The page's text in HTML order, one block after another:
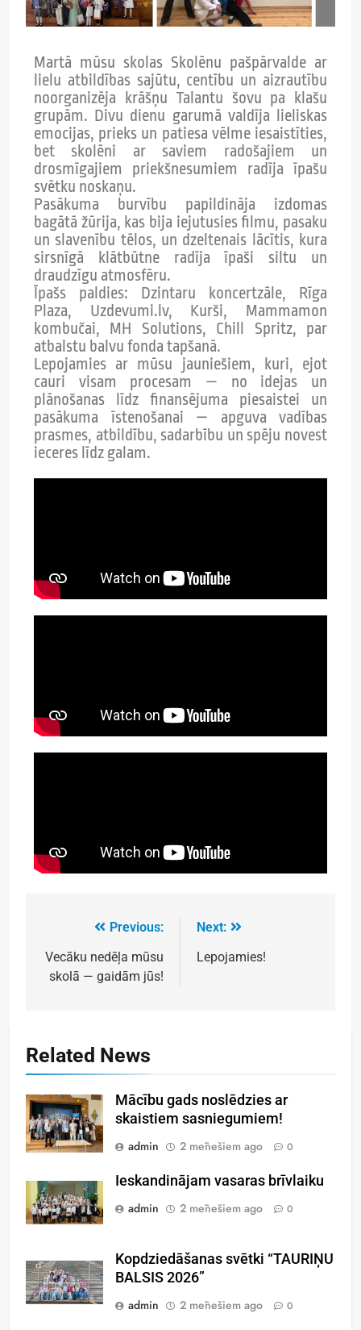
Martā mūsu skolas Skolēnu pašpārvalde ar
lielu atbildības sajūtu, centību un aizrautību
noorganizēja krāšņu Talantu šovu pa klašu
grupām. Divu dienu garumā valdīja lieliskas
emocijas, prieks un patiesa vēlme iesaistīties,
bet skolēni ar saviem radošajiem un
drosmīgajiem priekšnesumiem radīja īpašu
svētku noskaņu.
Pasākuma burvību papildināja izdomas
bagātā žūrija, kas bija iejutusies filmu, pasaku
un slavenību tēlos, un dzeltenais lācītis, kura
sirsnīgā klātbūtne radīja īpaši siltu un
draudzīgu atmosfēru.
Īpašs paldies: Dzintaru koncertzāle, Rīga
Plaza, Uzdevumi.lv, Kurši, Mammamon
kombučai, MH Solutions, Chill Spritz, par
atbalstu balvu fonda tapšanā.
Lepojamies ar mūsu jauniešiem, kuri, ejot
cauri visam procesam — no idejas un
plānošanas līdz finansējuma piesaistei un
pasākuma īstenošanai — apguva vadības
prasmes, atbildību, sadarbību un spēju novest
ieceres līdz galam.
Previous:
Vecāku nedēļa mūsu
skolā — gaidām jūs!
Next:
Lepojamies!
Related News
Mācību gads noslēdzies ar
skaistiem sasniegumiem!
admin
2 mēnešiem ago 0
Ieskandinājam vasaras brīvlaiku
admin
2 mēnešiem ago 0
Kopdziedāšanas svētki “TAURIŅU
BALSIS 2026”
admin
2 mēnešiem ago 0